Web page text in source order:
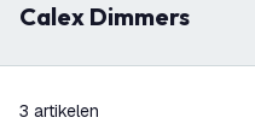
Calex Dimmers
3 artikelen
filteren